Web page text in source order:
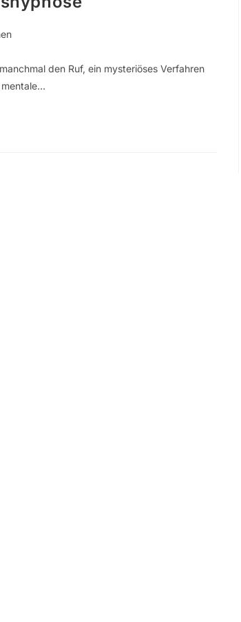
den Ruf, ein mysteriöses Verfahren
mentale…